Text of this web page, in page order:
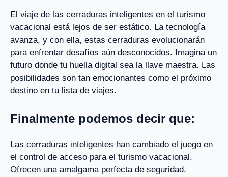
El viaje de las cerraduras inteligentes en el turismo
vacacional está lejos de ser estático. La tecnología
avanza, y con ella, estas cerraduras evolucionarán
para enfrentar desafíos aún desconocidos. Imagina un
futuro donde tu huella digital sea la llave maestra. Las
posibilidades son tan emocionantes como el próximo
destino en tu lista de viajes.
Finalmente podemos decir que:
Las cerraduras inteligentes han cambiado el juego en
el control de acceso para el turismo vacacional.
Ofrecen una amalgama perfecta de seguridad,